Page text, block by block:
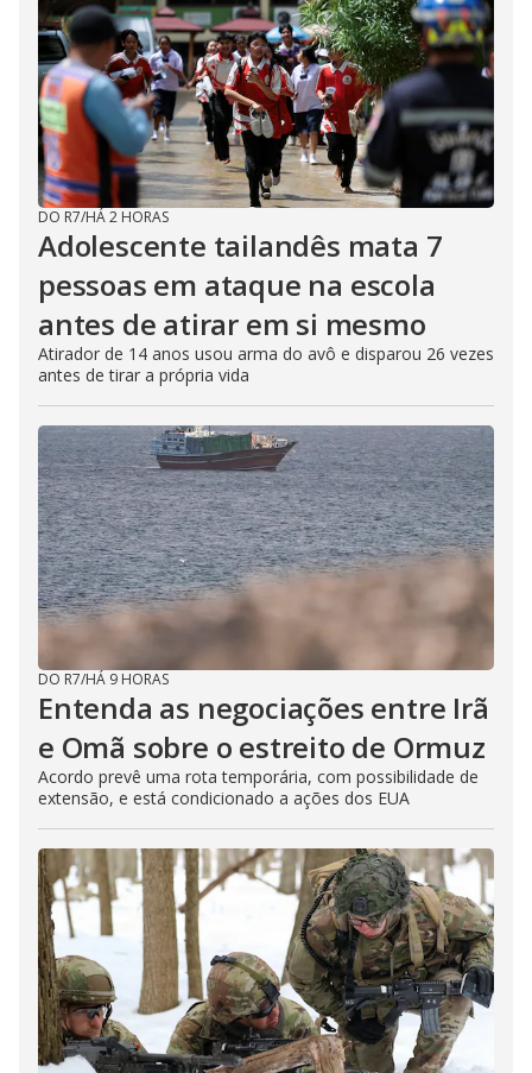
DO R7/HÁ 2 HORAS
Adolescente tailandês mata 7
pessoas em ataque na escola
antes de atirar em si mesmo
Atirador de 14 anos usou arma do avô e disparou 26 vezes
antes de tirar a própria vida
DO R7/HÁ 9 HORAS
Entenda as negociações entre Irã
e Omã sobre o estreito de Ormuz
Acordo prevê uma rota temporária, com possibilidade de
extensão, e está condicionado a ações dos EUA